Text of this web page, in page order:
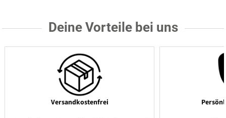
Deine Vorteile bei uns
Versandkostenfrei